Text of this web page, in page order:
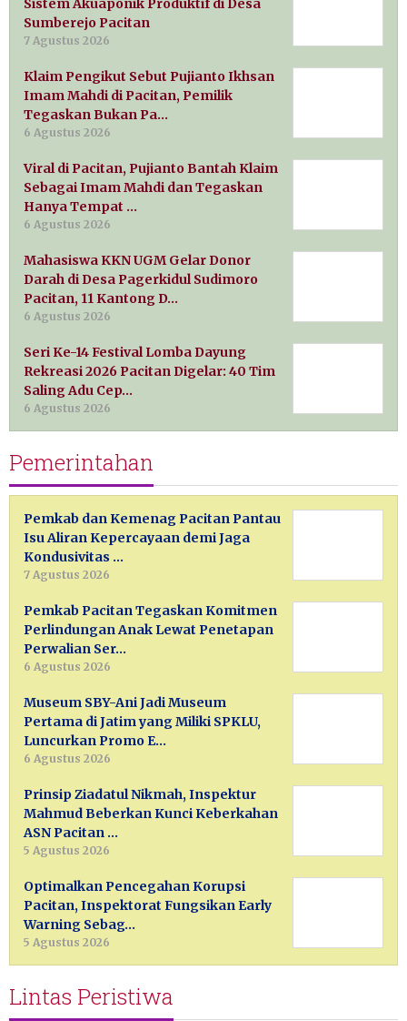
Sistem Akuaponik Produktif di Desa
Sumberejo Pacitan
7 Agustus 2026
Klaim Pengikut Sebut Pujianto Ikhsan
Imam Mahdi di Pacitan, Pemilik
Tegaskan Bukan Pa…
6 Agustus 2026
Viral di Pacitan, Pujianto Bantah Klaim
Sebagai Imam Mahdi dan Tegaskan
Hanya Tempat …
6 Agustus 2026
Mahasiswa KKN UGM Gelar Donor
Darah di Desa Pagerkidul Sudimoro
Pacitan, 11 Kantong D…
6 Agustus 2026
Seri Ke-14 Festival Lomba Dayung
Rekreasi 2026 Pacitan Digelar: 40 Tim
Saling Adu Cep…
6 Agustus 2026
Pemerintahan
Pemkab dan Kemenag Pacitan Pantau
Isu Aliran Kepercayaan demi Jaga
Kondusivitas …
7 Agustus 2026
Pemkab Pacitan Tegaskan Komitmen
Perlindungan Anak Lewat Penetapan
Perwalian Ser…
6 Agustus 2026
Museum SBY-Ani Jadi Museum
Pertama di Jatim yang Miliki SPKLU,
Luncurkan Promo E…
6 Agustus 2026
Prinsip Ziadatul Nikmah, Inspektur
Mahmud Beberkan Kunci Keberkahan
ASN Pacitan …
5 Agustus 2026
Optimalkan Pencegahan Korupsi
Pacitan, Inspektorat Fungsikan Early
Warning Sebag…
5 Agustus 2026
Lintas Peristiwa